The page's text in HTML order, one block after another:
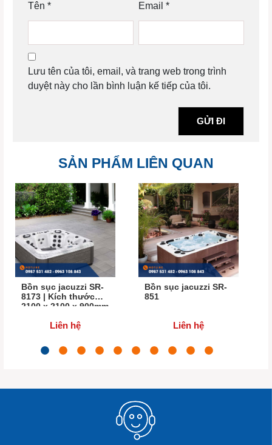
Tên * Email *
Lưu tên của tôi, email, và trang web trong trình
duyệt này cho lần bình luận kế tiếp của tôi.
SẢN PHẨM LIÊN QUAN
Bồn sục jacuzzi SR-
8173 | Kích thước
2100 x 2100 x 900mm
Liên hệ
Bồn sục jacuzzi SR-
851
Liên hệ